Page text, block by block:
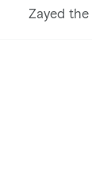
12:00 م – 4:00 صZayed